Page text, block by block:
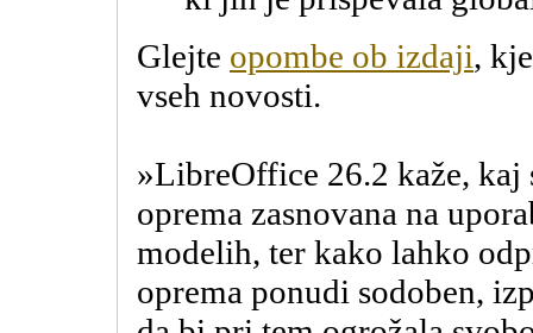
Glejte opombe ob izdaji,
vseh novosti.
»LibreOffice 26.2 kaže, kaj
oprema zasnovana na
modelih, ter kako lahko
oprema ponudi sodoben,